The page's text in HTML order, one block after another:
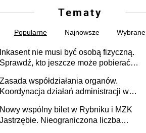
Tematy
Popularne Najnowsze Wybrane
Inkasent nie musi być osobą fizyczną.
Sprawdź, kto jeszcze może pobierać
Zasada współdziałania organów.
Koordynacja działań administracji w
Nowy wspólny bilet w Rybniku i MZK
Jastrzębie. Nieograniczona liczba